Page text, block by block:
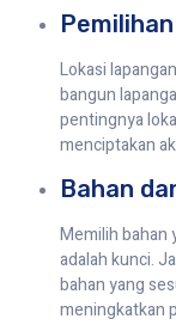
Lokasi
bangun
pentingnya
menciptakan
Bahan
Memilih bahan
adalah kunci.
bahan yang
meningkatkan